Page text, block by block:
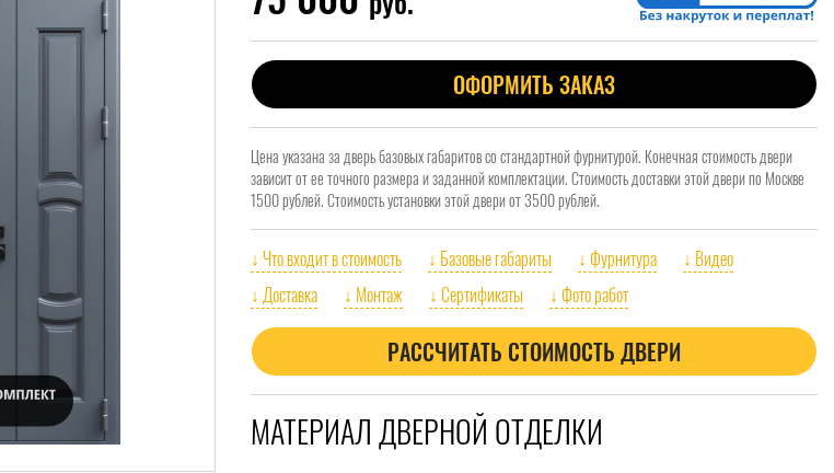
ОФОРМИТЬ ЗАКАЗ
Цена указана за дверь базовых габаритов со стандартной фурнитурой. Конечная стоимость двери
зависит от ее точного размера и заданной комплектации. Стоимость доставки этой двери по Москве
1500 рублей. Стоимость установки этой двери от 3500 рублей.
↓ Что входит в стоимость ↓ Базовые габариты ↓ Фурнитура
↓ Видео
↓ Доставка
↓ Монтаж ↓ Сертификаты ↓ Фото работ
РАССЧИТАТЬ СТОИМОСТЬ ДВЕРИ
МАТЕРИАЛ ДВЕРНОЙ ОТДЕЛКИ